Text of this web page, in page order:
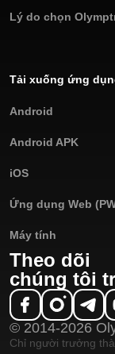
Lý do chọn
Tải xuống ứng
Android
Android APK
iOS
Ứng dụng Web
Máy tính
Theo dõi
chúng tôi
© 2014-2026
Chỉ người trưởng